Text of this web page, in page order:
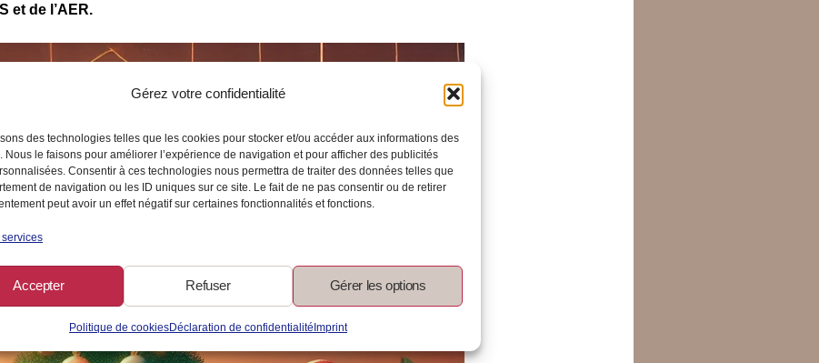
Gérez votre confidentialité
des technologies telles que les cookies pour stocker et/ou accéder aux informations des
Nous le faisons pour améliorer l’expérience de navigation et pour afficher des publicités
Consentir à ces technologies nous permettra de traiter des données telles que
de navigation ou les ID uniques sur ce site. Le fait de ne pas consentir ou de retirer
peut avoir un effet négatif sur certaines fonctionnalités et fonctions.
Accepter Refuser Gérer les options
Politique de cookiesDéclaration de confidentialitéImprint
et de l’AER.